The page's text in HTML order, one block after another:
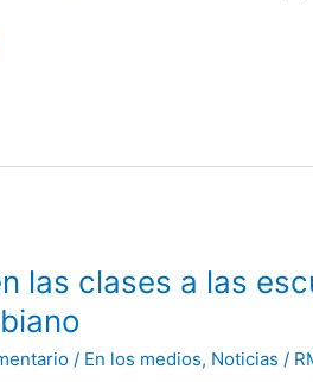
las clases a las
/ En los medios, Noticias /